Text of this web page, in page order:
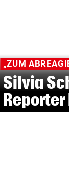
„ZUM
Silvia